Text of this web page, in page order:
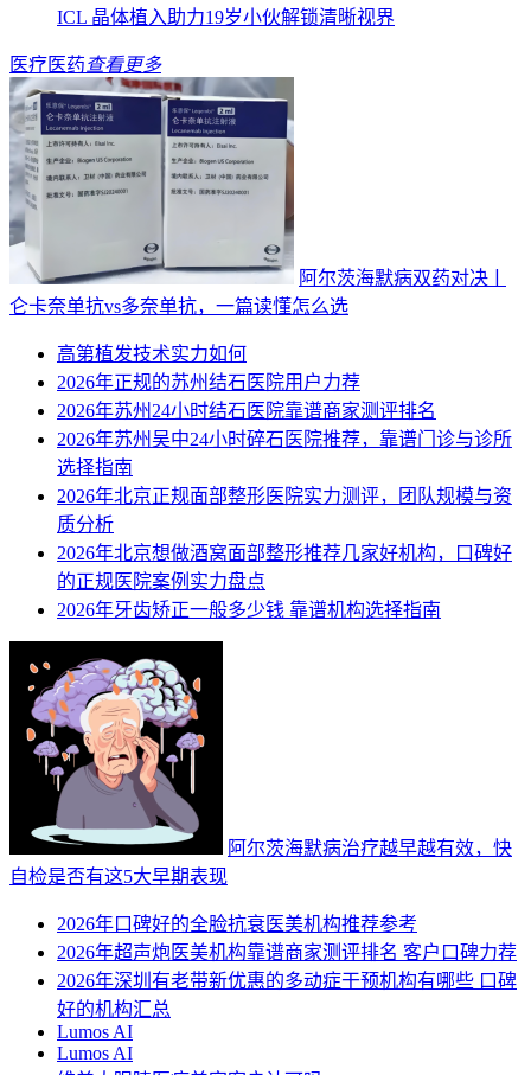
ICL 晶体植入助力19岁小伙解锁清晰视界
医疗医药查看更多
阿尔茨海默病双药对决ￜ
仑卡奈单抗vs多奈单抗，一篇读懂怎么选
高第植发技术实力如何
2026年正规的苏州结石医院用户力荐
2026年苏州24小时结石医院靠谱商家测评排名
2026年苏州吴中24小时碎石医院推荐，靠谱门诊与诊所
选择指南
2026年北京正规面部整形医院实力测评，团队规模与资
质分析
2026年北京想做酒窝面部整形推荐几家好机构，口碑好
的正规医院案例实力盘点
2026年牙齿矫正一般多少钱 靠谱机构选择指南
阿尔茨海默病治疗越早越有效，快
自检是否有这5大早期表现
2026年口碑好的全脸抗衰医美机构推荐参考
2026年超声炮医美机构靠谱商家测评排名 客户口碑力荐
2026年深圳有老带新优惠的多动症干预机构有哪些 口碑
好的机构汇总
Lumos AI
Lumos AI